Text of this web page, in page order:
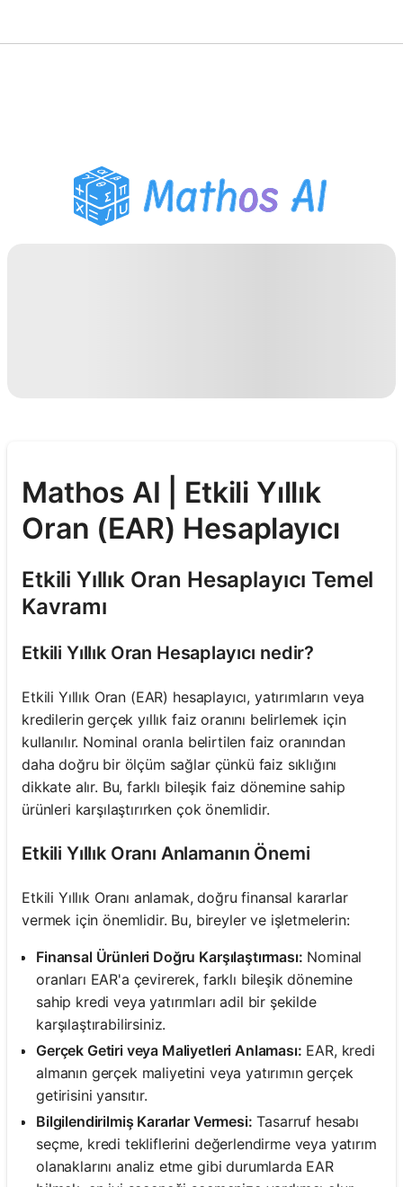
PDF Ödev Yardımcısı
Çalışma Araçları
Mathos AI | Etkili Yıllık
Oran (EAR) Hesaplayıcı
Etkili Yıllık Oran Hesaplayıcı Temel
Kavramı
Etkili Yıllık Oran Hesaplayıcı nedir?
Etkili Yıllık Oran (EAR) hesaplayıcı, yatırımların veya
kredilerin gerçek yıllık faiz oranını belirlemek için
kullanılır. Nominal oranla belirtilen faiz oranından
daha doğru bir ölçüm sağlar çünkü faiz sıklığını
dikkate alır. Bu, farklı bileşik faiz dönemine sahip
ürünleri karşılaştırırken çok önemlidir.
Etkili Yıllık Oranı Anlamanın Önemi
Etkili Yıllık Oranı anlamak, doğru finansal kararlar
vermek için önemlidir. Bu, bireyler ve işletmelerin:
Finansal Ürünleri Doğru Karşılaştırması: Nominal
oranları EAR'a çevirerek, farklı bileşik dönemine
sahip kredi veya yatırımları adil bir şekilde
karşılaştırabilirsiniz.
Gerçek Getiri veya Maliyetleri Anlaması: EAR, kredi
almanın gerçek maliyetini veya yatırımın gerçek
getirisini yansıtır.
Bilgilendirilmiş Kararlar Vermesi: Tasarruf hesabı
seçme, kredi tekliflerini değerlendirme veya yatırım
olanaklarını analiz etme gibi durumlarda EAR